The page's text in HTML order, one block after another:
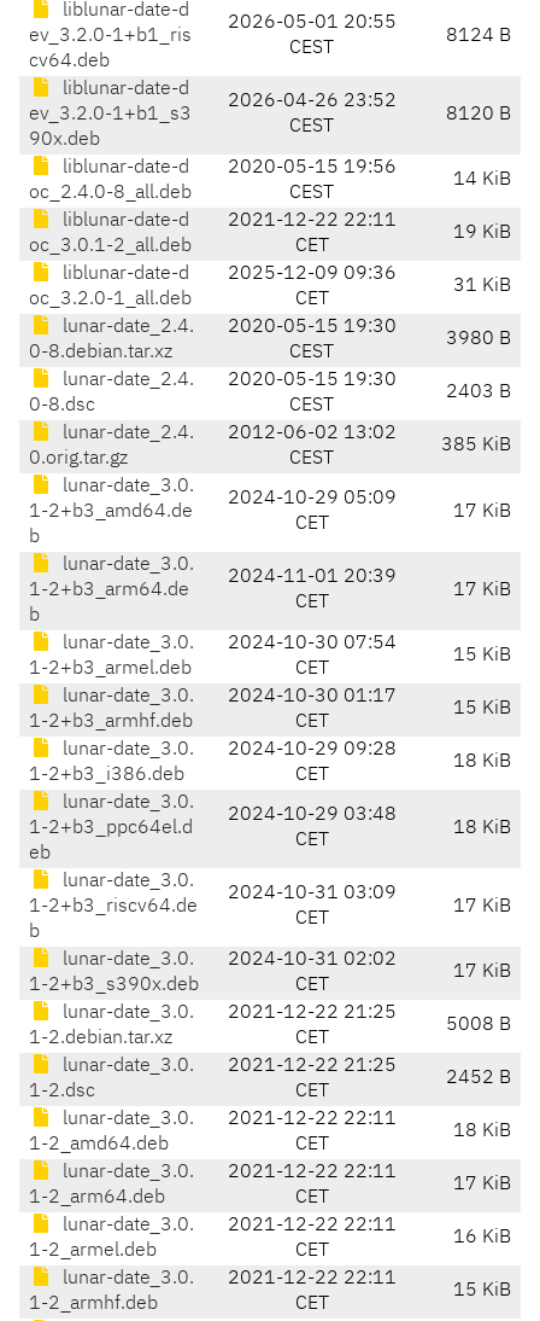
liblunar-date-d
ev_3.2.0-1+b1_ris
cv64.deb
2026-05-01 20:55
CEST
8124 B
liblunar-date-d
ev_3.2.0-1+b1_s3
90x.deb
2026-04-26 23:52
CEST
8120 B
liblunar-date-d
oc_2.4.0-8_all.deb
2020-05-15 19:56
CEST
14 KiB
liblunar-date-d
oc_3.0.1-2_all.deb
2021-12-22 22:11
CET
19 KiB
liblunar-date-d
oc_3.2.0-1_all.deb
2025-12-09 09:36
CET
31 KiB
lunar-date_2.4.
0-8.debian.tar.xz
2020-05-15 19:30
CEST
3980 B
lunar-date_2.4.
0-8.dsc
2020-05-15 19:30
CEST
2403 B
lunar-date_2.4.
0.orig.tar.gz
2012-06-02 13:02
CEST
385 KiB
lunar-date_3.0.
1-2+b3_amd64.de
b
2024-10-29 05:09
CET
17 KiB
lunar-date_3.0.
1-2+b3_arm64.de
b
2024-11-01 20:39
CET
17 KiB
lunar-date_3.0.
1-2+b3_armel.deb
2024-10-30 07:54
CET
15 KiB
lunar-date_3.0.
1-2+b3_armhf.deb
2024-10-30 01:17
CET
15 KiB
lunar-date_3.0.
1-2+b3_i386.deb
2024-10-29 09:28
CET
18 KiB
lunar-date_3.0.
1-2+b3_ppc64el.d
eb
2024-10-29 03:48
CET
18 KiB
lunar-date_3.0.
1-2+b3_riscv64.de
b
2024-10-31 03:09
CET
17 KiB
lunar-date_3.0.
1-2+b3_s390x.deb
2024-10-31 02:02
CET
17 KiB
lunar-date_3.0.
1-2.debian.tar.xz
2021-12-22 21:25
CET
5008 B
lunar-date_3.0.
1-2.dsc
2021-12-22 21:25
CET
2452 B
lunar-date_3.0.
1-2_amd64.deb
2021-12-22 22:11
CET
18 KiB
lunar-date_3.0.
1-2_arm64.deb
2021-12-22 22:11
CET
17 KiB
lunar-date_3.0.
1-2_armel.deb
2021-12-22 22:11
CET
16 KiB
lunar-date_3.0.
1-2_armhf.deb
2021-12-22 22:11
CET
15 KiB